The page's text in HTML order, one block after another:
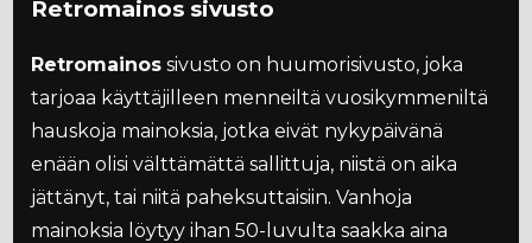
Retromainos sivusto
Retromainos sivusto on huumorisivusto, joka
tarjoaa käyttäjilleen menneiltä vuosikymmeniltä
hauskoja mainoksia, jotka eivät nykypäivänä
enään olisi välttämättä sallittuja, niistä on aika
jättänyt, tai niitä paheksuttaisiin. Vanhoja
mainoksia löytyy ihan 50-luvulta saakka aina